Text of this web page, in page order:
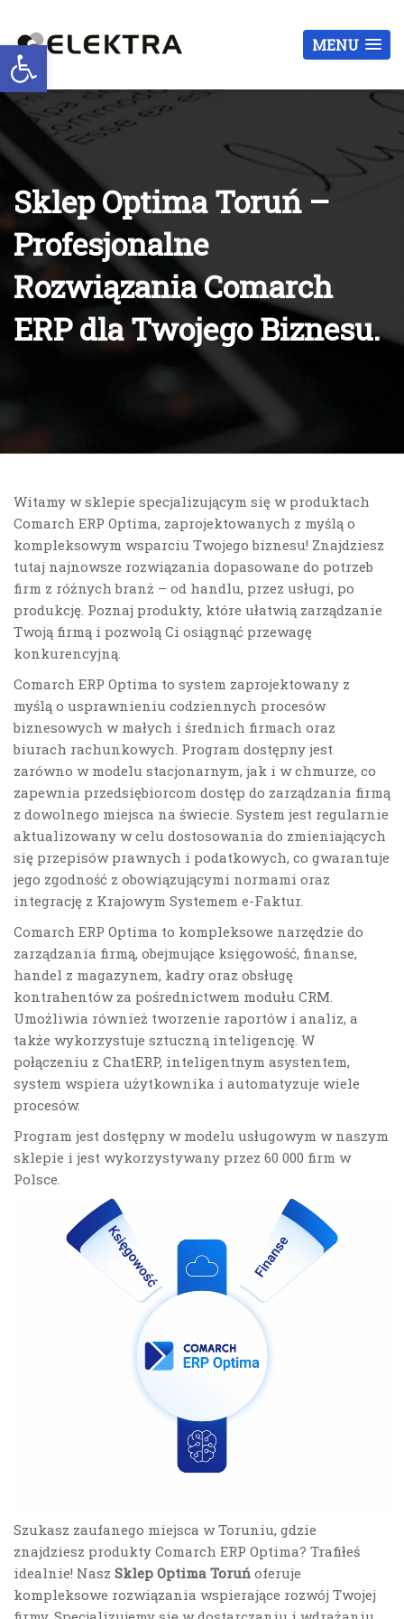
Otwórz pasek narzędzi MENU
Sklep Optima Toruń –
Profesjonalne
Rozwiązania Comarch
ERP dla Twojego Biznesu.
Witamy w sklepie specjalizującym się w produktach
Comarch ERP Optima, zaprojektowanych z myślą o
kompleksowym wsparciu Twojego biznesu! Znajdziesz
tutaj najnowsze rozwiązania dopasowane do potrzeb
firm z różnych branż – od handlu, przez usługi, po
produkcję. Poznaj produkty, które ułatwią zarządzanie
Twoją firmą i pozwolą Ci osiągnąć przewagę
konkurencyjną.
Comarch ERP Optima to system zaprojektowany z
myślą o usprawnieniu codziennych procesów
biznesowych w małych i średnich firmach oraz
biurach rachunkowych. Program dostępny jest
zarówno w modelu stacjonarnym, jak i w chmurze, co
zapewnia przedsiębiorcom dostęp do zarządzania firmą
z dowolnego miejsca na świecie. System jest regularnie
aktualizowany w celu dostosowania do zmieniających
się przepisów prawnych i podatkowych, co gwarantuje
jego zgodność z obowiązującymi normami oraz
integrację z Krajowym Systemem e-Faktur.
Comarch ERP Optima to kompleksowe narzędzie do
zarządzania firmą, obejmujące księgowość, finanse,
handel z magazynem, kadry oraz obsługę
kontrahentów za pośrednictwem modułu CRM.
Umożliwia również tworzenie raportów i analiz, a
także wykorzystuje sztuczną inteligencję. W
połączeniu z ChatERP, inteligentnym asystentem,
system wspiera użytkownika i automatyzuje wiele
procesów.
Program jest dostępny w modelu usługowym w naszym
sklepie i jest wykorzystywany przez 60 000 firm w
Polsce.
Szukasz zaufanego miejsca w Toruniu, gdzie
znajdziesz produkty Comarch ERP Optima? Trafiłeś
idealnie! Nasz Sklep Optima Toruń oferuje
kompleksowe rozwiązania wspierające rozwój Twojej